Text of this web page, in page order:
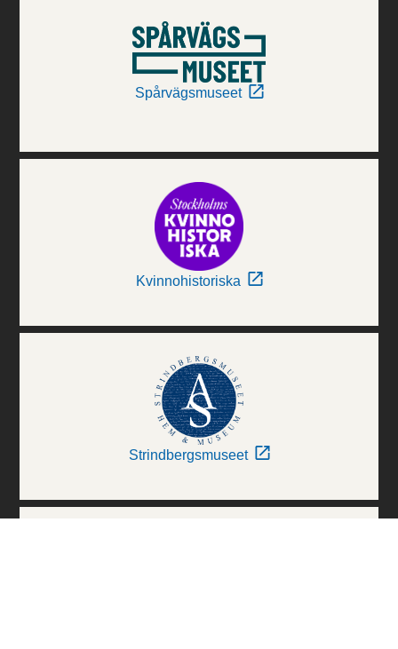
Spårvägsmuseet
Kvinnohistoriska
Strindbergsmuseet